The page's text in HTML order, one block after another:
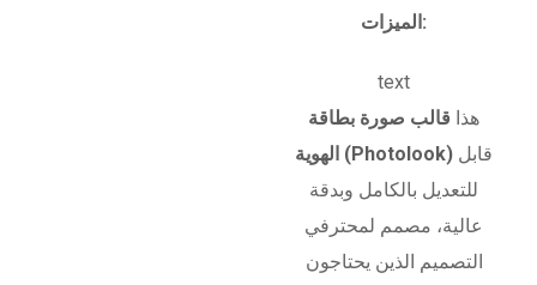
الميزات:
text
هذا قالب صورة بطاقة
الهوية (Photolook)
للتعديل بالكامل وبدقة
عالية، مصمم لمحترفي
التصميم الذين يحتاجون